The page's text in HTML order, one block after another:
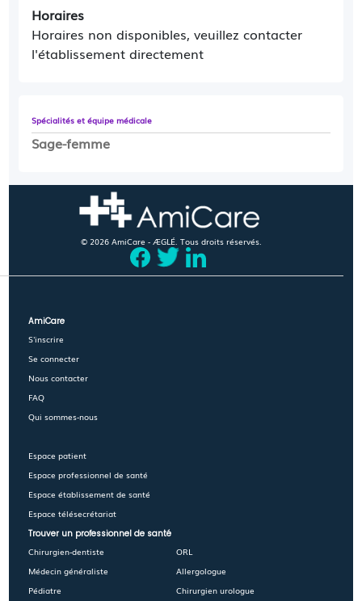
couches et du nouveau-né, Allaitement et
diversification alimentaire, Portage, Massage
du bébé par le parent.
Horaires
Horaires non disponibles, veuillez contacter
l'établissement directement
Spécialités et équipe médicale
Sage-femme
© 2026 AmiCare - ÆGLÉ. Tous droits réservés.
AmiCare
S'inscrire
Se connecter
Nous contacter
FAQ
Qui sommes-nous
Espace patient
Espace professionnel de santé
Espace établissement de santé
Espace télésecrétariat
Trouver un professionnel de santé
Chirurgien-dentiste
Médecin généraliste
Pédiatre
ORL
Allergologue
Chirurgien urologue